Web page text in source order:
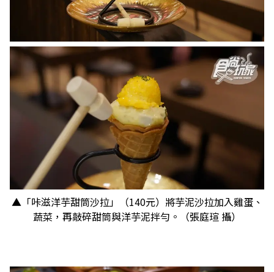
▲「咔滋洋芋甜筒沙拉」（140元）將芋泥沙拉加入雞蛋、
蔬菜，再敲碎甜筒與洋芋泥拌勻。（張庭瑄 攝）